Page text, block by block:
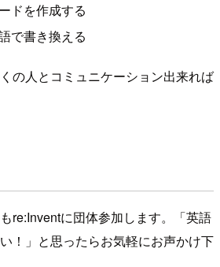
ドを作成する
で書き換える
の人とコミュニケーション出来れば
re:Inventに団体参加します。「英語
！」と思ったらお気軽にお声かけ下